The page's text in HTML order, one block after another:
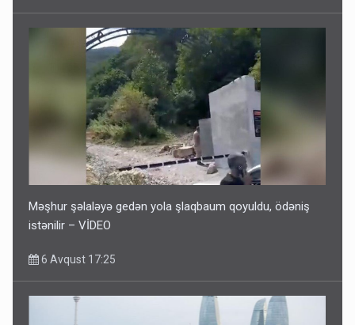
Məşhur şəlaləyə gedən yola şlaqbaum qoyuldu, ödəniş
istənilir – VİDEO
6 Avqust 17:25